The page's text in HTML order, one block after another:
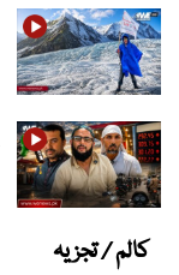
کالم / تجزیہ